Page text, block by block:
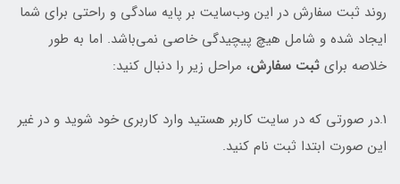
روند ثبت سفارش در این وب‌سایت بر پایه سادگی و راحتی برای شما
ایجاد شده و شامل هیچ پیچیدگی خاصی نمی‌باشد. اما به طور
خلاصه برای ثبت سفارش، مراحل زیر را دنبال کنید:
1.در صورتی که در سایت کاربر هستید وارد کاربری خود شوید و در غیر
این صورت ابتدا ثبت نام کنید.